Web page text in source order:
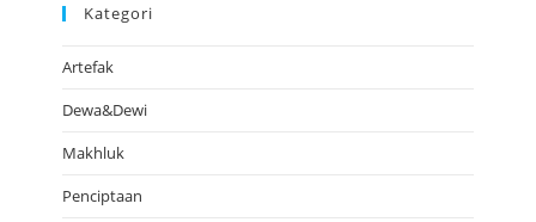
Kategori
Artefak
Dewa&Dewi
Makhluk
Penciptaan